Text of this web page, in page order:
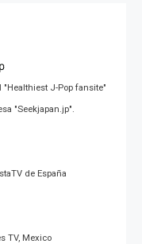
J-Pop fansite"
"Seekjapan.jp".
de España
TV, Mexico